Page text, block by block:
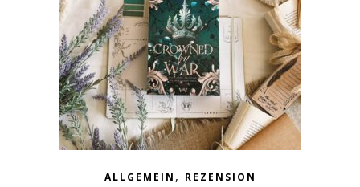
ALLGEMEIN , REZENSION